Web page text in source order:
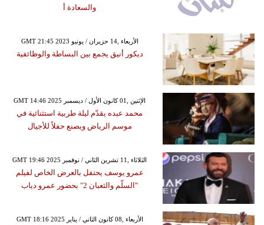
والسعادة أ
GMT 21:45 2023 الأربعاء ,14 حزيران / يونيو
ديكور أنيق يجمع بين البساطة والوظائفية
GMT 14:46 2025 الإثنين ,01 كانون الأول / ديسمبر
محمد عبده يقدّم ليلة طربية استثنائية في
موسم الرياض ويصنع حفلاً للأجيال
GMT 19:46 2025 الثلاثاء ,11 تشرين الثاني / نوفمبر
عمرو يوسف يحتفل بالعرض الخاص لفيلم
"السلّم والثعبان 2" بحضور عمرو دياب
GMT 18:16 2025 الأربعاء ,08 كانون الثاني / يناير